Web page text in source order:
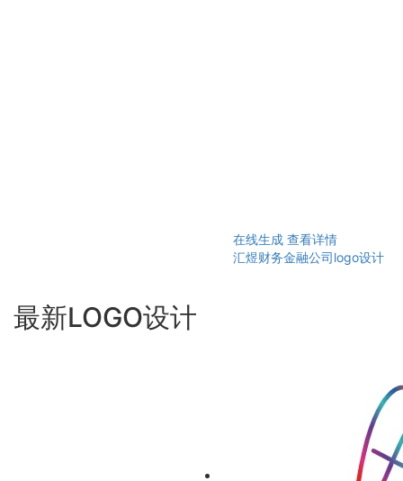
在线生成 查看详情
汇煜财务金融公司logo设计
最新LOGO设计